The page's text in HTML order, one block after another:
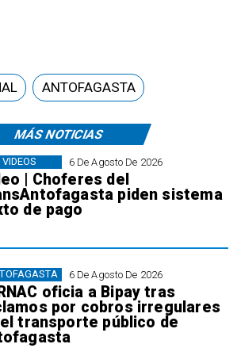
MÁS NOTICIAS
6 De Agosto De 2026
| Choferes del
piden sistema
de pago
VIDEOS
6 De Agosto De 2026
oficia a Bipay tras
por cobros irregulares
transporte público de
ANTOFAGASTA